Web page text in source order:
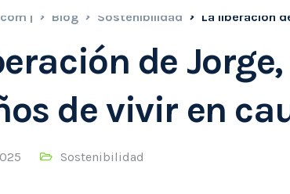
| Blog Sostenibilidad La liberación de
de
de vivir en
Sostenibilidad